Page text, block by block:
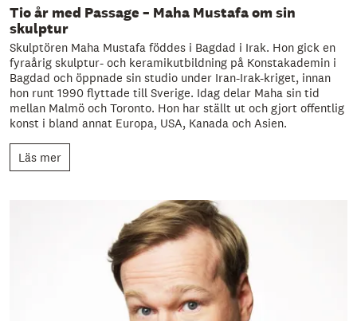
Tio år med Passage – Maha Mustafa om sin
skulptur
Skulptören Maha Mustafa föddes i Bagdad i Irak. Hon gick en
fyraårig skulptur- och keramikutbildning på Konstakademin i
Bagdad och öppnade sin studio under Iran-Irak-kriget, innan
hon runt 1990 flyttade till Sverige. Idag delar Maha sin tid
mellan Malmö och Toronto. Hon har ställt ut och gjort offentlig
konst i bland annat Europa, USA, Kanada och Asien.
Läs mer